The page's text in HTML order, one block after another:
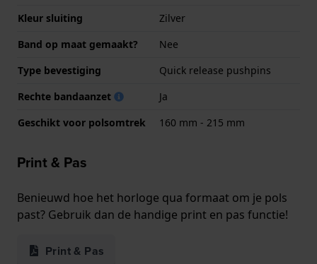
Kleur sluiting
Zilver
Band op maat gemaakt?
Nee
Type bevestiging
Quick release pushpins
Rechte bandaanzet
Ja
Geschikt voor polsomtrek
160 mm - 215 mm
Print & Pas
Benieuwd hoe het horloge qua formaat om je pols
past? Gebruik dan de handige print en pas functie!
Print & Pas